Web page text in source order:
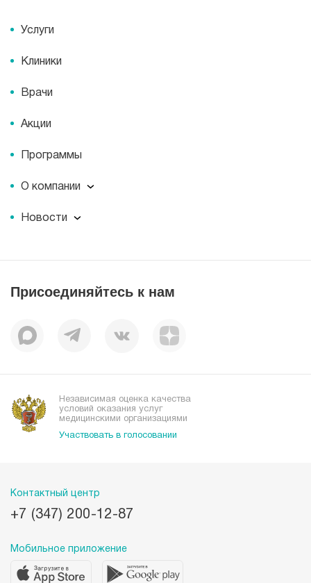
Услуги
Клиники
Врачи
Акции
Программы
О компании
О компании
Пациентам
Миссия
Корпоративная социальная ответственность
Наши преимущества
Новости
Пресс-центр
Присоединяйтесь к нам
Независимая оценка качества
условий оказания услуг
медицинскими организациями
Участвовать в голосовании
Контактный центр
+7 (347) 200-12-87
Мобильное приложение